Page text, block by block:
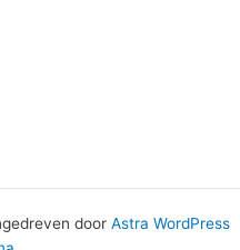
door Astra WordPress